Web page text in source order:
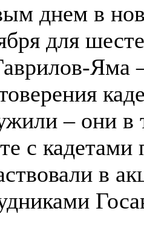
днем в
для
Яма
– они в
с кадетами
в